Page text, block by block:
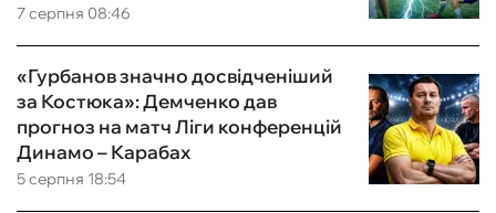
7 серпня 08:46
5 серпня 18:54
«Гурбанов значно досвідченіший
за Костюка»: Демченко дав
прогноз на матч Ліги конференцій
Динамо – Карабах